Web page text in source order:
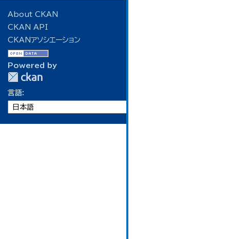
About CKAN
CKAN API
CKANアソシエーション
Powered by
言語